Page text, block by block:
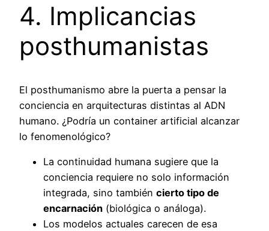
4. Implicancias
posthumanistas
El posthumanismo abre la puerta a pensar la
conciencia en arquitecturas distintas al ADN
humano. ¿Podría un container artificial alcanzar
lo fenomenológico?
La continuidad humana sugiere que la
conciencia requiere no solo información
integrada, sino también cierto tipo de
encarnación (biológica o análoga).
Los modelos actuales carecen de esa